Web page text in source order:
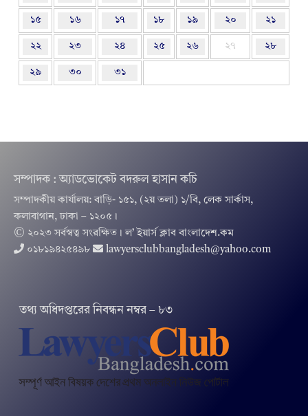
১৫ ১৬ ১৭ ১৮ ১৯ ২০ ২১
২২ ২৩ ২৪ ২৫ ২৬ ২৭ ২৮
২৯ ৩০ ৩১
সম্পাদক : অ্যাডভোকেট বদরুল হাসান কচি
সম্পাদকীয় কার্যালয়: বাড়ি- ১৫১, (২য় তলা) ১/বি, লেক সার্কাস,
কলাবাগান, ঢাকা – ১২০৫।
© ২০২৩ সর্বস্বত্ব সংরক্ষিত । ল’ ইয়ার্স ক্লাব বাংলাদেশ.কম
০১৮১৯৪২৫৪৯৮
lawyersclubbangladesh@yahoo.com
তথ‌্য অ‌ধিদপ্ত‌রের নিবন্ধন নম্বর – ৮৩